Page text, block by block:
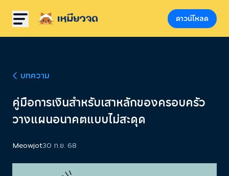
ดาวน์โหลด
บทความ
คู่มือการเงินสำหรับเสาหลักของครอบครัว
วางแผนอนาคตแบบไม่สะดุด
Meowjot30 ก.ย. 68